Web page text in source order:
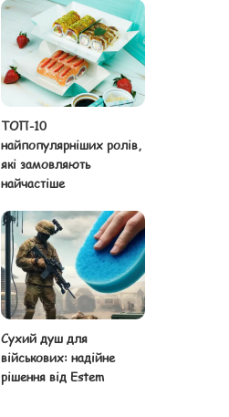
ТОП-10
найпопулярніших ролів,
які замовляють
найчастіше
Сухий душ для
військових: надійне
рішення від Estem